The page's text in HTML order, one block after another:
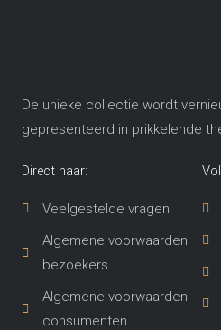
De unieke collectie wordt
gepresenteerd in prikkelende
Direct naar:
Veelgestelde vragen
Algemene voorwaarden
bezoekers
Algemene voorwaarden
consumenten